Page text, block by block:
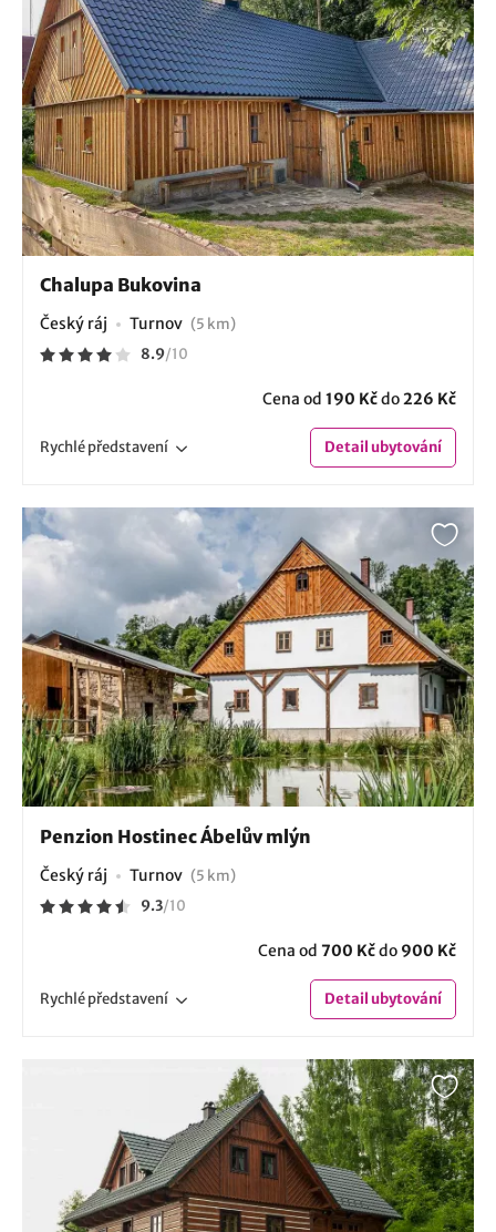
Chalupa Bukovina
Český ráj Turnov (5 km)
8.9/10
Cena od 190 Kčdo226 Kč
Rychlépředstavení Detailubytování
Penzion Hostinec Ábelův mlýn
Český ráj Turnov (5 km)
9.3/10
Cena od 700 Kčdo 900 Kč
Rychlépředstavení Detailubytování